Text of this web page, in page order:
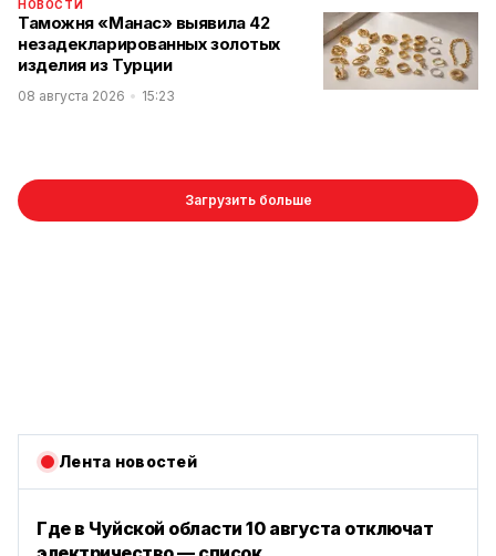
НОВОСТИ
Таможня «Манас» выявила 42
незадекларированных золотых
изделия из Турции
08 августа 2026 15:23
Загрузить больше
Лента новостей
Где в Чуйской области 10 августа отключат